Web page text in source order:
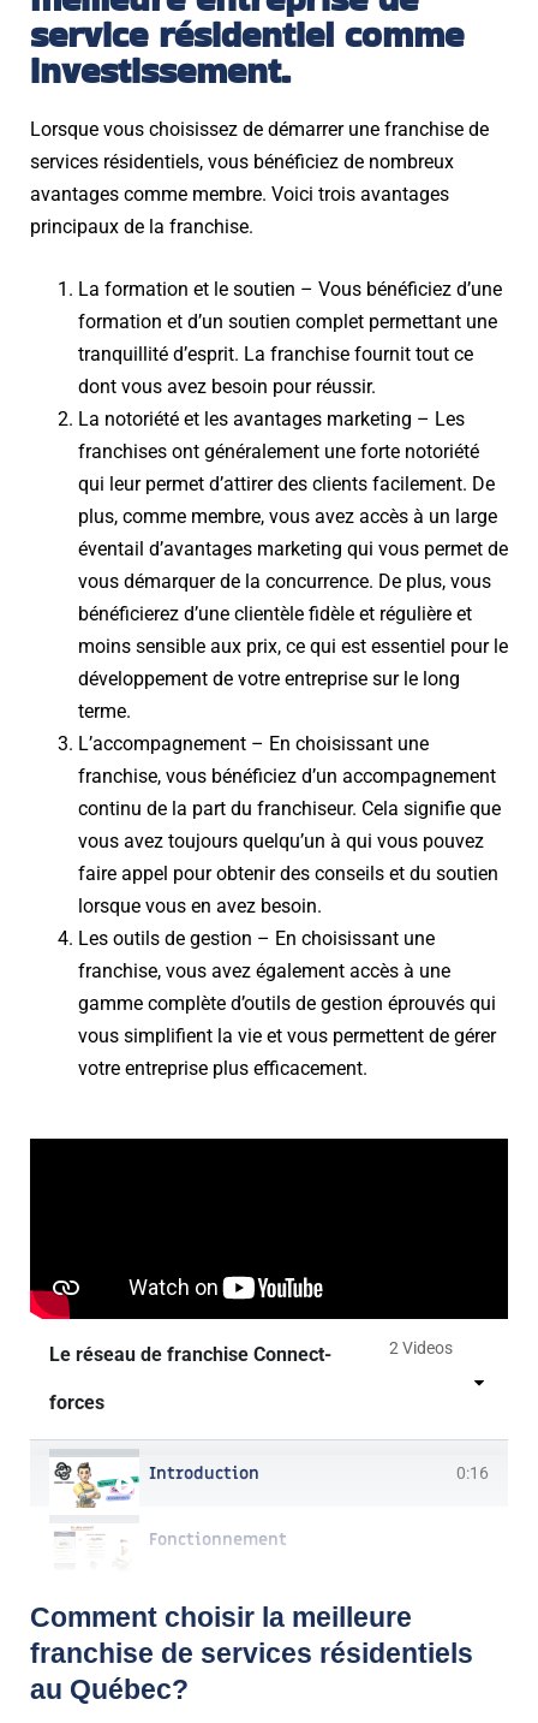
service résidentiel comme
investissement.
Lorsque vous choisissez de démarrer une franchise de
services résidentiels, vous bénéficiez de nombreux
avantages comme membre. Voici trois avantages
principaux de la franchise.
La formation et le soutien – Vous bénéficiez d’une
formation et d’un soutien complet permettant une
tranquillité d’esprit. La franchise fournit tout ce
dont vous avez besoin pour réussir.
La notoriété et les avantages marketing – Les
franchises ont généralement une forte notoriété
qui leur permet d’attirer des clients facilement. De
plus, comme membre, vous avez accès à un large
éventail d’avantages marketing qui vous permet de
vous démarquer de la concurrence. De plus, vous
bénéficierez d’une clientèle fidèle et régulière et
moins sensible aux prix, ce qui est essentiel pour le
développement de votre entreprise sur le long
terme.
L’accompagnement – En choisissant une
franchise, vous bénéficiez d’un accompagnement
continu de la part du franchiseur. Cela signifie que
vous avez toujours quelqu’un à qui vous pouvez
faire appel pour obtenir des conseils et du soutien
lorsque vous en avez besoin.
Les outils de gestion – En choisissant une
franchise, vous avez également accès à une
gamme complète d’outils de gestion éprouvés qui
vous simplifient la vie et vous permettent de gérer
votre entreprise plus efficacement.
Le réseau de franchise Connect-
forces
2 Videos
Introduction 0:16
Fonctionnement
Comment choisir la meilleure
franchise de services résidentiels
au Québec?